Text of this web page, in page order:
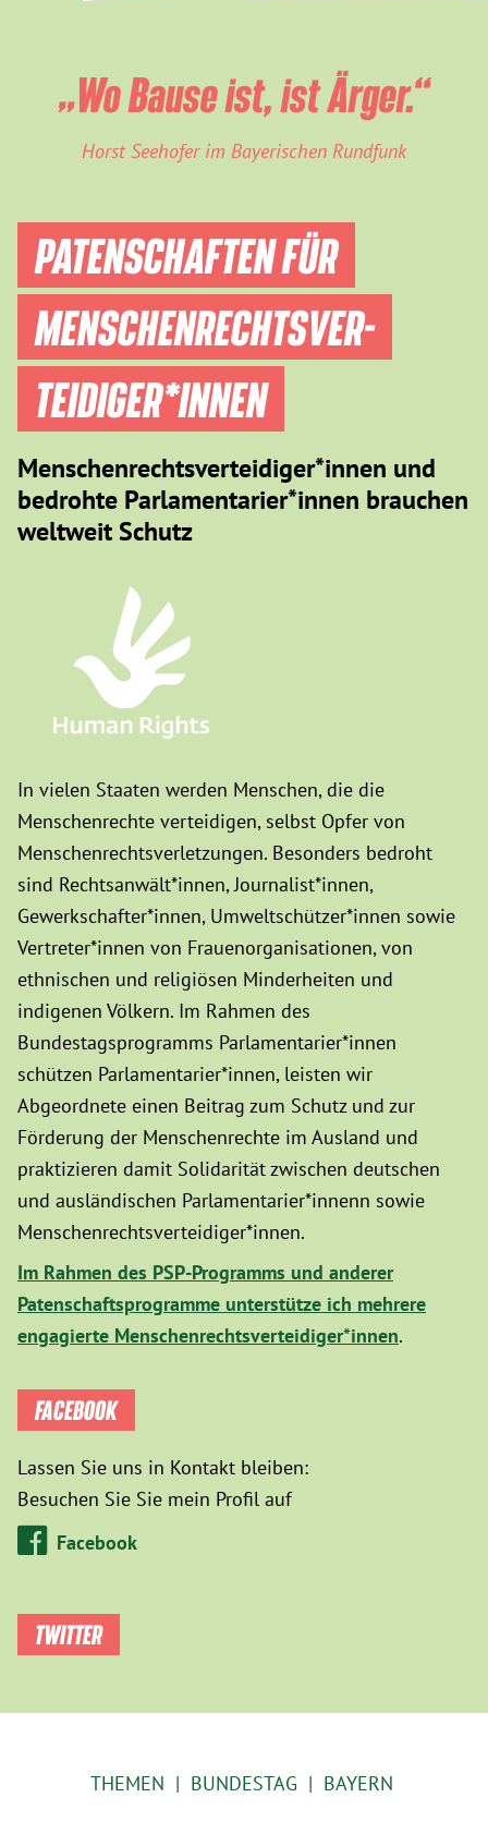
„Wo Bause ist, ist Ärger.“
Horst Seehofer im Bayerischen Rundfunk
PATENSCHAFTEN FÜR
MENSCHEN­RECHTS­VER­
TEIDIGER­*INNEN
Menschenrechtsverteidiger*innen und
bedrohte Parlamentarier*innen brauchen
weltweit Schutz
In vielen Staaten werden Menschen, die die
Menschenrechte verteidigen, selbst Opfer von
Menschenrechtsverletzungen. Besonders bedroht
sind Rechtsanwält*innen, Journalist*innen,
Gewerkschafter*innen, Umweltschützer*innen sowie
Vertreter*innen von Frauenorganisationen, von
ethnischen und religiösen Minderheiten und
indigenen Völkern. Im Rahmen des
Bundestagsprogramms Parlamentarier*innen
schützen Parlamentarier*innen, leisten wir
Abgeordnete einen Beitrag zum Schutz und zur
Förderung der Menschenrechte im Ausland und
praktizieren damit Solidarität zwischen deutschen
und ausländischen Parlamentarier*innenn sowie
Menschenrechtsverteidiger*innen.
Im Rahmen des PSP-Programms und anderer
Patenschaftsprogramme unterstütze ich mehrere
engagierte Menschenrechtsverteidiger*innen.
FACEBOOK
Lassen Sie uns in Kontakt bleiben:
Besuchen Sie Sie mein Profil auf
Facebook
TWITTER
THEMEN BUNDESTAG BAYERN